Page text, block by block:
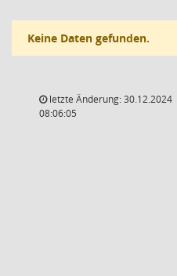
Keine Daten gefunden.
letzte Änderung: 30.12.2024
08:06:05